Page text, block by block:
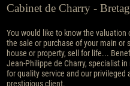
Cabinet de Charry -
You would like to know the
the sale or purchase of your main or
house or property, sell for life...
Jean-Philippe de Charry, specialist
for quality service and our privileged